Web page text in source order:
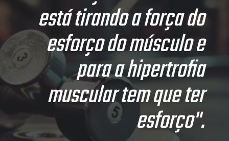
está tirando a força do
esforço do músculo e
para a hipertrofia
muscular tem que ter
esforço".